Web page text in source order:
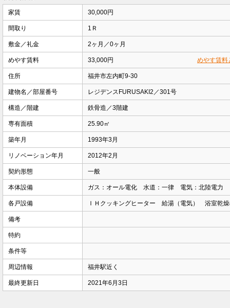
家賃 30,000円
間取り 1Ｒ
敷金／礼金 2ヶ月／0ヶ月
めやす賃料 めやす賃料
33,000円
住所 福井市左内町9-30
建物名／部屋番号 レジデンスFURUSAKI2／301号
構造／階建 鉄骨造／3階建
専有面積 25.90㎡
築年月 1993年3月
リノベーション年月 2012年2月
契約形態 一般
本体設備 ガス：オール電化 水道：一律 電気：北陸電力
各戸設備 ＩＨクッキングヒーター 給湯（電気） 浴室
備考
特約
条件等
周辺情報 福井駅近く
最終更新日 2021年6月3日